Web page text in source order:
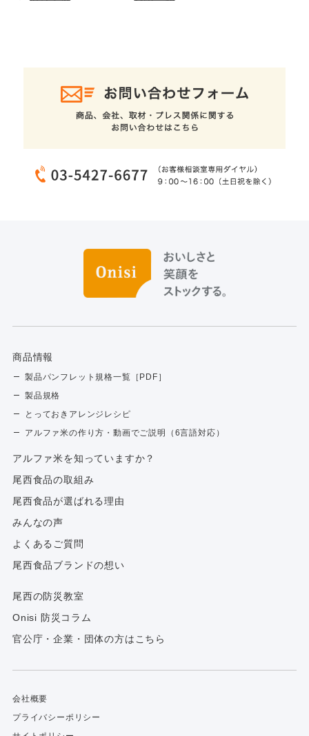
商品情報
製品パンフレット規格一覧［PDF］
製品規格
とっておきアレンジレシピ
アルファ米の作り方・動画でご説明（6言語対応）
アルファ⽶を知っていますか？
尾西食品の取組み
尾西食品が選ばれる理由
みんなの声
よくあるご質問
尾西食品ブランドの想い
尾西の防災教室
Onisi 防災コラム
官公庁・企業・団体の方はこちら
会社概要
プライバシーポリシー